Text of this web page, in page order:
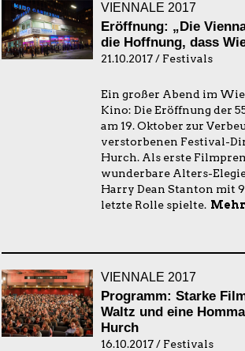
VIENNALE 2017
Eröffnung: „Die
die Hoffnung, dass
21.10.2017 / Festivals
Ein großer Abend im
Kino: Die Eröffnung der
am 19. Oktober zur
verstorbenen Festival-
Hurch. Als erste
wunderbare Alters-
Harry Dean Stanton mit
letzte Rolle spielte.
VIENNALE 2017
Programm: Starke
Waltz und eine
Hurch
16.10.2017 / Festivals